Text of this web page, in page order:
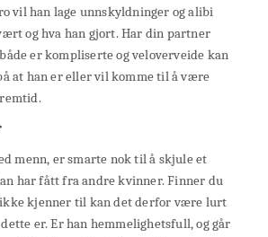
vil han lage unnskyldninger og alibi
og hva han gjort. Har din partner
er kompliserte og veloverveide kan
at han er eller vil komme til å være
menn, er smarte nok til å skjule et
har fått fra andre kvinner. Finner du
kjenner til kan det derfor være lurt
er. Er han hemmelighetsfull, og går